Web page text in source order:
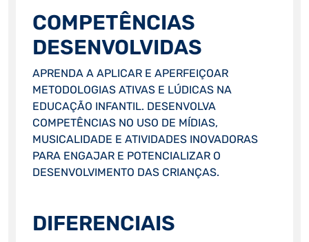
COMPETÊNCIAS
DESENVOLVIDAS
APRENDA A APLICAR E APERFEIÇOAR
METODOLOGIAS ATIVAS E LÚDICAS NA
EDUCAÇÃO INFANTIL. DESENVOLVA
COMPETÊNCIAS NO USO DE MÍDIAS,
MUSICALIDADE E ATIVIDADES INOVADORAS
PARA ENGAJAR E POTENCIALIZAR O
DESENVOLVIMENTO DAS CRIANÇAS.
DIFERENCIAIS